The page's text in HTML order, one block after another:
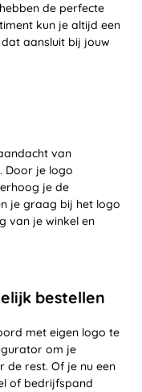
de perfecte
kun je altijd een
aansluit bij jouw
van
Door je logo
je de
je graag bij het logo
van je winkel en
bestellen
met eigen logo te
om je
rest. Of je nu een
of bedrijfspand